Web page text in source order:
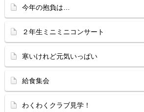
今年の抱負は…
２年生ミニミニコンサート
寒いけれど元気いっぱい
給食集会
わくわくクラブ見学！